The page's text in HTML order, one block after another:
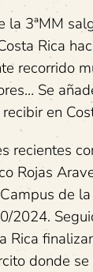
la 3ªMM
Rica
recorrido
Se
en
recientes
Rojas
de
2024.
Rica
donde